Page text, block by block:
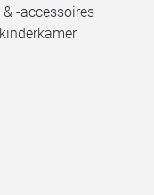
-accessoires